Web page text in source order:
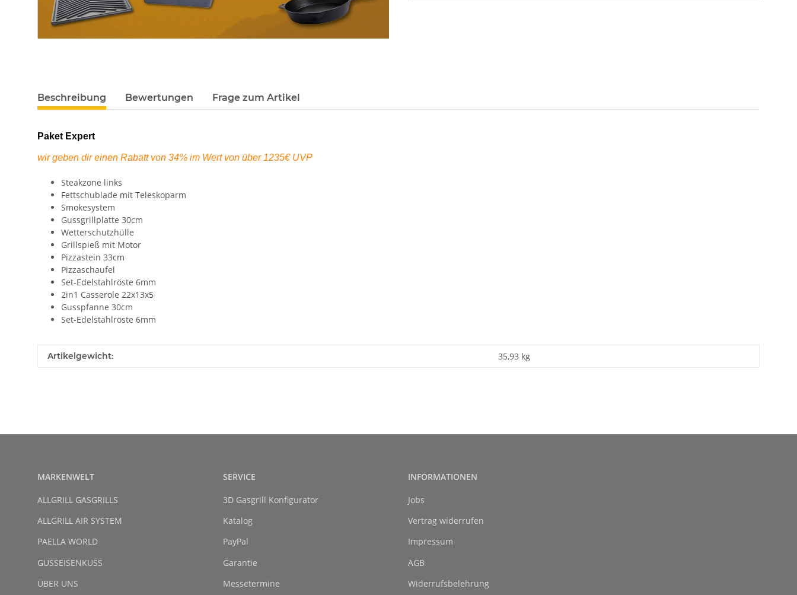
Beschreibung Bewertungen Frage zum Artikel
Paket Expert
wir geben dir einen Rabatt von 34% im Wert von über 1235€ UVP
Steakzone links
Fettschublade mit Teleskoparm
Smokesystem
Gussgrillplatte 30cm
Wetterschutzhülle
Grillspieß mit Motor
Pizzastein 33cm
Pizzaschaufel
Set-Edelstahlröste 6mm
2in1 Casserole 22x13x5
Gusspfanne 30cm
Set-Edelstahlröste 6mm
Artikelgewicht: 35,93 kg
MARKENWELT
ALLGRILL GASGRILLS
ALLGRILL AIR SYSTEM
PAELLA WORLD
GUSSEISENKUSS
ÜBER UNS
SERVICE
3D Gasgrill Konfigurator
Katalog
PayPal
Garantie
Messetermine
INFORMATIONEN
Jobs
Vertrag widerrufen
Impressum
AGB
Widerrufsbelehrung